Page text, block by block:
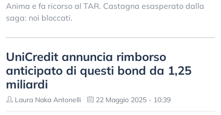
Anima e fa ricorso al TAR. Castagna esasperato dalla
saga: noi bloccati.
UniCredit annuncia rimborso
anticipato di questi bond da 1,25
miliardi
Laura Naka Antonelli 22 Maggio 2025 - 10:39